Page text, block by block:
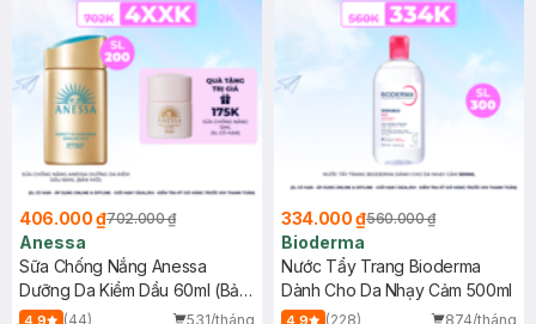
406.000 ₫702.000 ₫
Anessa
Sữa Chống Nắng Anessa
Dưỡng Da Kiềm Dầu 60ml (Bản
Mới)
4.9 (44) 531/tháng
334.000 ₫560.000 ₫
Bioderma
Nước Tẩy Trang Bioderma
Dành Cho Da Nhạy Cảm 500ml
4.9 (228) 874/tháng